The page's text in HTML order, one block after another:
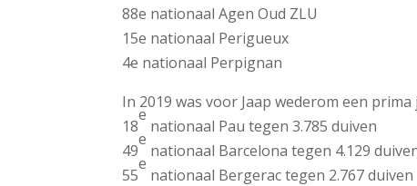
88e nationaal Agen Oud ZLU
15e nationaal Perigueux
4e nationaal Perpignan
In 2019 was voor Jaap wederom een
18
e
nationaal Pau tegen 3.785 duiven
49
e
nationaal Barcelona tegen 4.129
55
e
nationaal Bergerac tegen 2.767 duiven